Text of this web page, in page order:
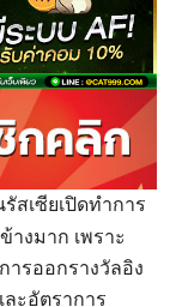
สเซียเปิดทำการ
งมาก เพราะ
รออกรางวัลอิง
ะอัตราการ